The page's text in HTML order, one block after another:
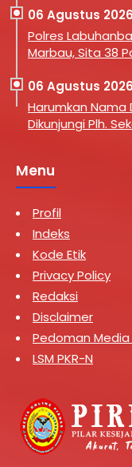
06 Agustus 2026
Polres
Marbau, Sita 38
06 Agustus 2026
Harumkan Nama
Dikunjungi Plh.
Menu
Profil
Indeks
Kode Etik
Privacy Policy
Redaksi
Disclaimer
Pedoman Media
LSM PKR-N